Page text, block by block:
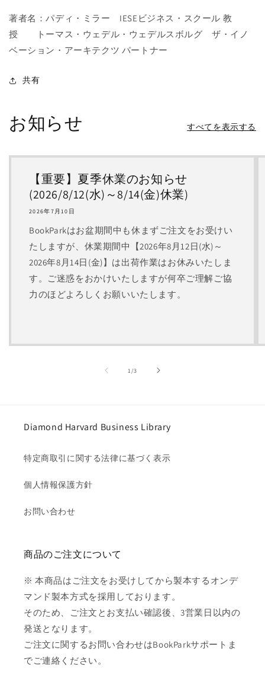
著者名：パディ・ミラー IESEビジネス・スクール 教
授 トーマス・ウェデル・ウェデルスボルグ ザ・イノ
ベーション・アーキテクツ パートナー
共有
お知らせ すべてを表示する
【重要】夏季休業のお知らせ
(2026/8/12(水)～8/14(金)休業)
2026年7月10日
BookParkはお盆期間中も休まずご注文をお受けい
たしますが、休業期間中【2026年8月12日(水)～
2026年8月14日(金)】は出荷作業はお休みいたしま
す。ご迷惑をおかけいたしますが何卒ご理解ご協
力のほどよろしくお願いいたします。
1/の
3
Diamond Harvard Business Library
特定商取引に関する法律に基づく表示
個人情報保護方針
お問い合わせ
商品のご注文について
※ 本商品はご注文をお受けしてから製本するオンデ
マンド製本方式を採用しております。
そのため、ご注文とお支払い確認後、3営業日以内の
発送となります。
ご注文に関するお問い合わせはBookParkサポートま
でご連絡ください。